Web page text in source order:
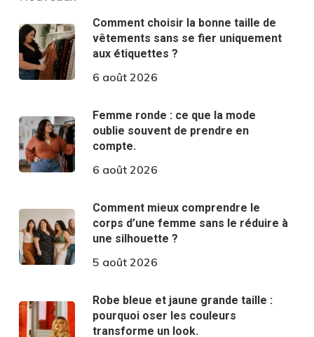
Comment choisir la bonne taille de
vêtements sans se fier uniquement
aux étiquettes ?
6 août 2026
Femme ronde : ce que la mode
oublie souvent de prendre en
compte.
6 août 2026
Comment mieux comprendre le
corps d’une femme sans le réduire à
une silhouette ?
5 août 2026
Robe bleue et jaune grande taille :
pourquoi oser les couleurs
transforme un look.